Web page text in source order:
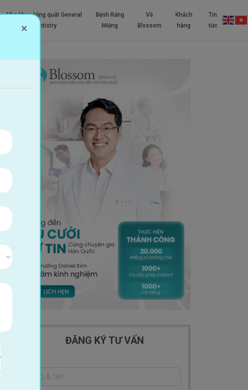
Nha khoa tổng quát General
Dentistry
Bệnh Răng
Miệng
Về
Blossom
Khách
hàng
Tin
tức
ĐĂNG KÝ TƯ VẤN
×